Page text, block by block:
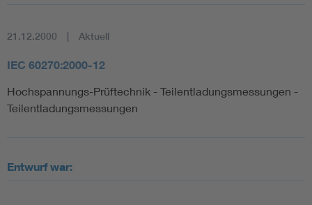
Elektrofachkraft (EFK)
21.12.2000 Aktuell
IEC 60270:2000-12
Hochspannungs-Prüftechnik - Teilentladungsmessungen -
Teilentladungsmessungen
Entwurf war: